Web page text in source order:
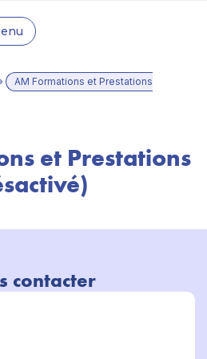
AM Formations et Prestations
et Prestations
contacter